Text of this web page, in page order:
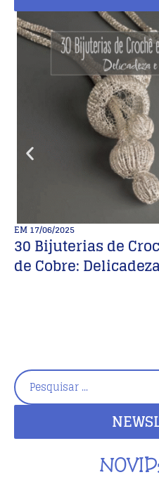
EM17/06/2025
30 Bijuterias de
de Cobre: